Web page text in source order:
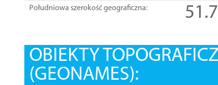
Południowa szerokość geograficzna:
OBIEKTY
(GEONAMES):